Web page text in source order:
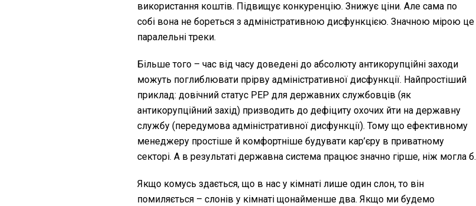
використання коштів. Підвищує конкуренцію. Знижує ціни. Але сама по
собі вона не бореться з адміністративною дисфункцією. Значною мірою це
паралельні треки.
Більше того – час від часу доведені до абсолюту антикорупційні заходи
можуть поглиблювати прірву адміністративної дисфункції. Найпростіший
приклад: довічний статус PEP для державних службовців (як
антикорупційний захід) призводить до дефіциту охочих йти на державну
службу (передумова адміністративної дисфункції). Тому що ефективному
менеджеру простіше й комфортніше будувати кар’єру в приватному
секторі. А в результаті державна система працює значно гірше, ніж могла б.
Якщо комусь здається, що в нас у кімнаті лише один слон, то він
помиляється – слонів у кімнаті щонайменше два. Якщо ми будемо